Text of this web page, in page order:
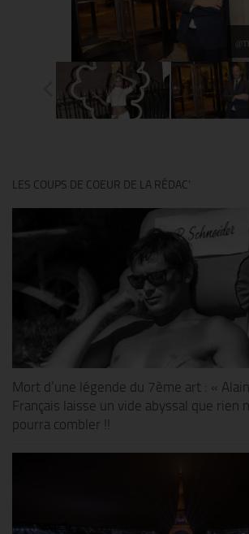
LES COUPS DE COEUR DE LA RÉDAC’
Mort d’une légende du 7ème art : «
Français laisse un vide abyssal que rien
pourra combler !!